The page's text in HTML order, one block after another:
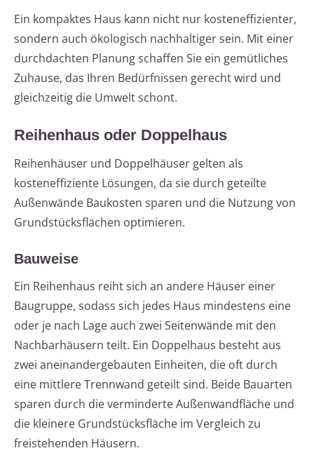
Ein kompaktes Haus kann nicht nur kosteneffizienter,
sondern auch ökologisch nachhaltiger sein. Mit einer
durchdachten Planung schaffen Sie ein gemütliches
Zuhause, das Ihren Bedürfnissen gerecht wird und
gleichzeitig die Umwelt schont.
Reihenhaus oder Doppelhaus
Reihenhäuser und Doppelhäuser gelten als
kosteneffiziente Lösungen, da sie durch geteilte
Außenwände Baukosten sparen und die Nutzung von
Grundstücksflächen optimieren.
Bauweise
Ein Reihenhaus reiht sich an andere Häuser einer
Baugruppe, sodass sich jedes Haus mindestens eine
oder je nach Lage auch zwei Seitenwände mit den
Nachbarhäusern teilt. Ein Doppelhaus besteht aus
zwei aneinandergebauten Einheiten, die oft durch
eine mittlere Trennwand geteilt sind. Beide Bauarten
sparen durch die verminderte Außenwandfläche und
die kleinere Grundstücksfläche im Vergleich zu
freistehenden Häusern.